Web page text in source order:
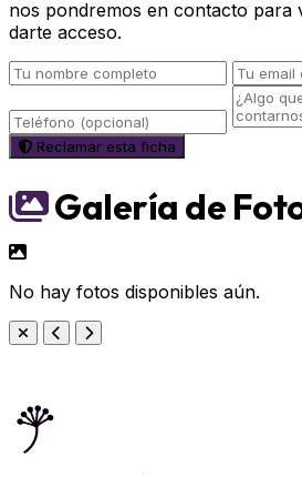
nos pondremos en contacto para
darte acceso.
Reclamar esta ficha
Galería de
No hay fotos disponibles aún.